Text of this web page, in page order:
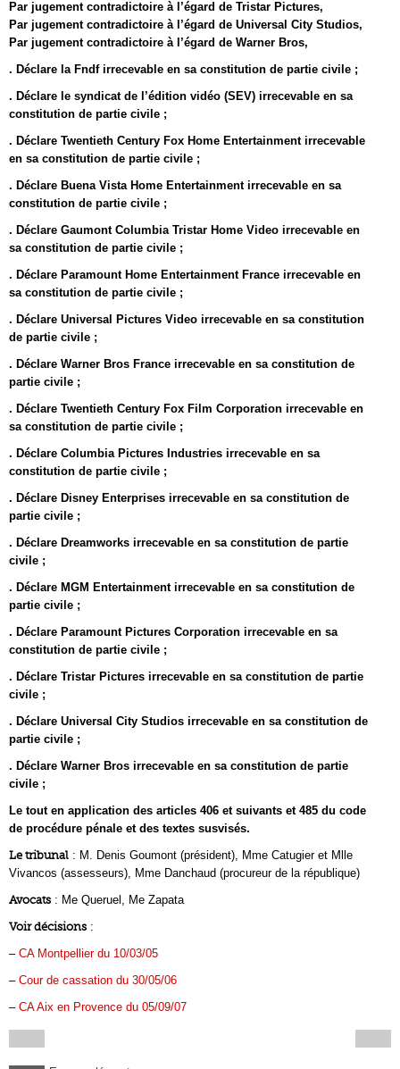
Par jugement contradictoire à l’égard de Tristar Pictures,
Par jugement contradictoire à l’égard de Universal City Studios,
Par jugement contradictoire à l’égard de Warner Bros,
. Déclare la Fndf irrecevable en sa constitution de partie civile ;
. Déclare le syndicat de l’édition vidéo (SEV) irrecevable en sa
constitution de partie civile ;
. Déclare Twentieth Century Fox Home Entertainment irrecevable
en sa constitution de partie civile ;
. Déclare Buena Vista Home Entertainment irrecevable en sa
constitution de partie civile ;
. Déclare Gaumont Columbia Tristar Home Video irrecevable en
sa constitution de partie civile ;
. Déclare Paramount Home Entertainment France irrecevable en
sa constitution de partie civile ;
. Déclare Universal Pictures Video irrecevable en sa constitution
de partie civile ;
. Déclare Warner Bros France irrecevable en sa constitution de
partie civile ;
. Déclare Twentieth Century Fox Film Corporation irrecevable en
sa constitution de partie civile ;
. Déclare Columbia Pictures Industries irrecevable en sa
constitution de partie civile ;
. Déclare Disney Enterprises irrecevable en sa constitution de
partie civile ;
. Déclare Dreamworks irrecevable en sa constitution de partie
civile ;
. Déclare MGM Entertainment irrecevable en sa constitution de
partie civile ;
. Déclare Paramount Pictures Corporation irrecevable en sa
constitution de partie civile ;
. Déclare Tristar Pictures irrecevable en sa constitution de partie
civile ;
. Déclare Universal City Studios irrecevable en sa constitution de
partie civile ;
. Déclare Warner Bros irrecevable en sa constitution de partie
civile ;
Le tout en application des articles 406 et suivants et 485 du code
de procédure pénale et des textes susvisés.
Le tribunal : M. Denis Goumont (président), Mme Catugier et Mlle
Vivancos (assesseurs), Mme Danchaud (procureur de la république)
Avocats : Me Queruel, Me Zapata
Voir décisions :
– CA Montpellier du 10/03/05
– Cour de cassation du 30/05/06
– CA Aix en Provence du 05/09/07